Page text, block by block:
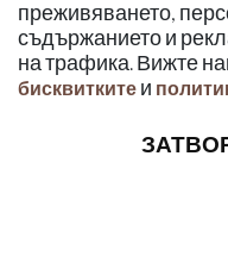
преживяването,
съдържанието и
на трафика. Вижте
бисквитките и